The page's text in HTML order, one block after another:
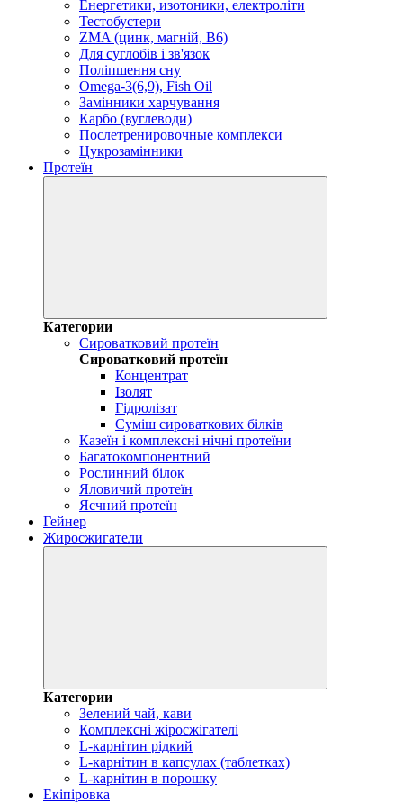
Енергетики, изотоники, електроліти
Тестобустери
ZMA (цинк, магній, В6)
Для суглобів і зв'язок
Поліпшення сну
Omega-3(6,9), Fish Oil
Замінники харчування
Карбо (вуглеводи)
Послетренировочные комплекси
Цукрозамінники
Протеїн
Категории
Сироватковий протеїн
Сироватковий протеїн
Концентрат
Ізолят
Гідролізат
Суміш сироваткових білків
Казеїн і комплексні нічні протеїни
Багатокомпонентний
Рослинний білок
Яловичий протеїн
Яєчний протеїн
Гейнер
Жиросжигатели
Категории
Зелений чай, кави
Комплексні жіросжігателі
L-карнітин рідкий
L-карнітин в капсулах (таблетках)
L-карнітин в порошку
Екіпіровка